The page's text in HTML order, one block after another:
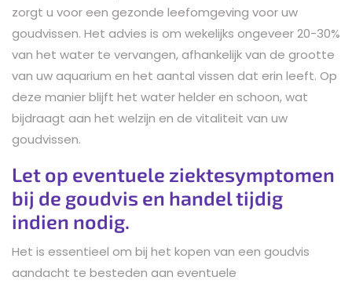
zorgt u voor een gezonde leefomgeving voor uw
goudvissen. Het advies is om wekelijks ongeveer 20-30%
van het water te vervangen, afhankelijk van de grootte
van uw aquarium en het aantal vissen dat erin leeft. Op
deze manier blijft het water helder en schoon, wat
bijdraagt aan het welzijn en de vitaliteit van uw
goudvissen.
Let op eventuele ziektesymptomen
bij de goudvis en handel tijdig
indien nodig.
Het is essentieel om bij het kopen van een goudvis
aandacht te besteden aan eventuele